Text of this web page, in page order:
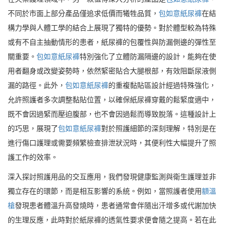
不同於市面上部分產品僅追求低價而犧牲品質， 包如意紙尿褲在結
構力學與人體工學的結合上展現了獨特的優勢。對於體型較為特殊
或有不自主抽動情形的患者，紙尿褲的包覆性與防漏側邊的彈性至
關重要。 包如意紙尿褲特別強化了立體防漏隔邊的設計，能夠在使
用者翻身或改變姿勢時，依然緊密貼合大腿根部，有效阻斷尿液側
漏的路徑。此外， 包如意紙尿褲的重複黏貼區設計經過特殊強化，
允許照護者多次調整黏貼位置，以確保紙尿褲穿戴的鬆緊度適中，
既不會因過緊而壓迫腹部，也不會因過鬆而導致脫落。這種設計上
的巧思，展現了包如意紙尿褲對於照護細節的深刻理解，特別是在
進行傷口護理或需要頻繁檢查排泄狀況時，其便利性大幅提升了照
護工作的效率。
深入探討照護用品的交互應用，我們發現健康監測與衛生護理並非
獨立存在的環節，而是相互影響的系統。例如，當照護者使用額溫
槍發現患者體溫升高發燒時，患者通常會伴隨出汗增多或代謝加快
的生理反應，此時對於紙尿褲的透氣性要求便會隨之提高。若在此